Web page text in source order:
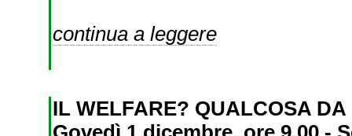
continua a leggere
IL WELFARE? QUALCOSA